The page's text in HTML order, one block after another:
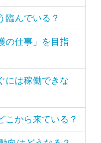
臨んでいる？
の仕事」を目指
には稼働できな
こから来ている？